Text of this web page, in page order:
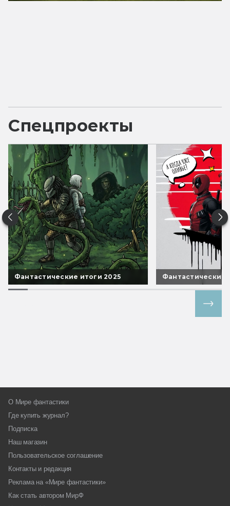
Спецпроекты
Фантастические итоги 2025 Фантастические
О Мире фантастики
Где купить журнал?
Подписка
Наш магазин
Пользовательское соглашение
Контакты и редакция
Реклама на «Мире фантастики»
Как стать автором МирФ